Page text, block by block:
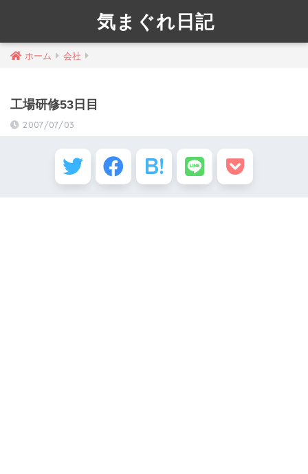
気まぐれ日記
ホーム 会社
工場研修53日目
2007/07/03